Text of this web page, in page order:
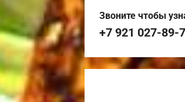
Звоните чтобы
+7 921 027-89-